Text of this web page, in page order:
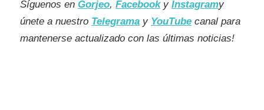
Síguenos en Gorjeo, Facebook y Instagramy
únete a nuestro Telegrama y YouTube canal para
mantenerse actualizado con las últimas noticias!